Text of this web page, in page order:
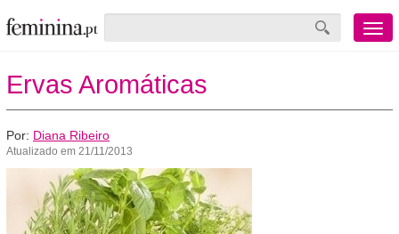
Menu
mobile
Ervas Aromáticas
Por: Diana Ribeiro
Atualizado em 21/11/2013